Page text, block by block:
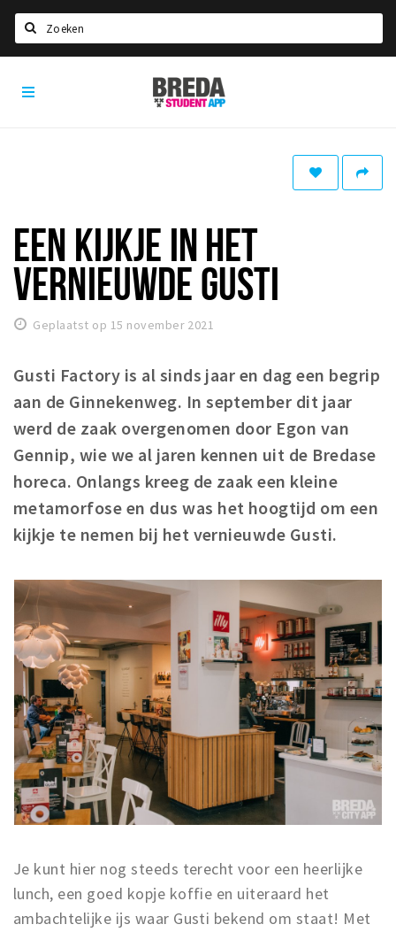
HOME
Studentenverenigingen
Studentenraad
Studentenroutes
New in town? Check FAQ!
WONEN
Woonruimte
Inschrijven gemeente
Zorgverzekering
Huisarts en eerste hulp
Q&A
Breda Student Shop
Draai aan het rad!
VRIJE TIJD
Sport
Nieuws
Agenda
Bezienswaardigheden
Musea, theaters & podia
Studentenroutes
Natuurgebieden
Party pics
Breda
Student
EEN KIJKJE IN HET
VERNIEUWDE GUSTI
Geplaatst op 15 november 2021
Gusti Factory is al sinds jaar en dag een begrip
aan de Ginnekenweg. In september dit jaar
werd de zaak overgenomen door Egon van
Gennip, wie we al jaren kennen uit de Bredase
horeca. Onlangs kreeg de zaak een kleine
metamorfose en dus was het hoogtijd om een
kijkje te nemen bij het vernieuwde Gusti.
Je kunt hier nog steeds terecht voor een heerlijke
lunch, een goed kopje koffie en uiteraard het
ambachtelijke ijs waar Gusti bekend om staat! Met